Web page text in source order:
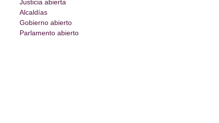
Justicia abierta
Alcaldías
Gobierno abierto
Parlamento abierto